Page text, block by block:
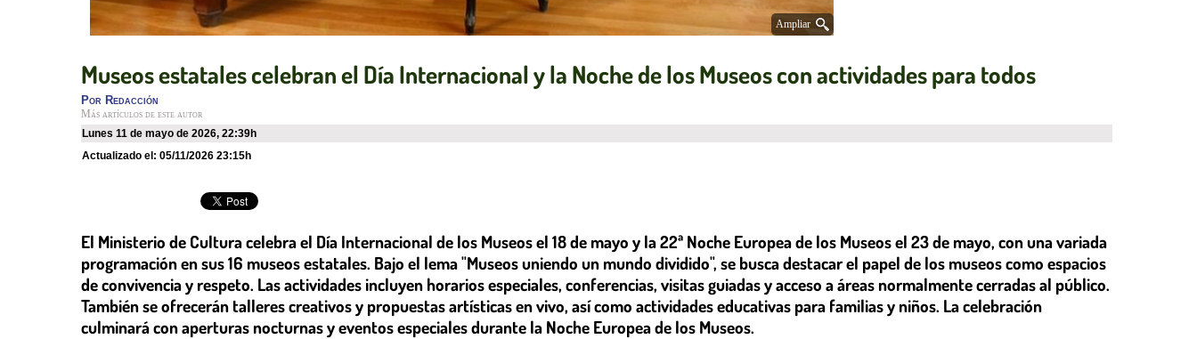
Ampliar
Museos estatales celebran el Día Internacional y la Noche de los Museos con actividades para todos
Por Redacción
Más artículos de este autor
lunes 11 de mayo de 2026, 22:39h
Actualizado el: 05/11/2026 23:15h
El Ministerio de Cultura celebra el Día Internacional de los Museos el 18 de mayo y la 22ª Noche Europea de los Museos el 23 de mayo, con una variada
programación en sus 16 museos estatales. Bajo el lema "Museos uniendo un mundo dividido", se busca destacar el papel de los museos como espacios
de convivencia y respeto. Las actividades incluyen horarios especiales, conferencias, visitas guiadas y acceso a áreas normalmente cerradas al público.
También se ofrecerán talleres creativos y propuestas artísticas en vivo, así como actividades educativas para familias y niños. La celebración
culminará con aperturas nocturnas y eventos especiales durante la Noche Europea de los Museos.